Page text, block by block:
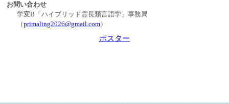
お問い合わせ
学変B「ハイブリッド霊長類言語学」事務局
（primaling2026@gmail.com）
ポスター